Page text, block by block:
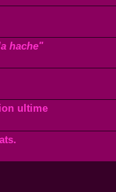
hache"
ultime